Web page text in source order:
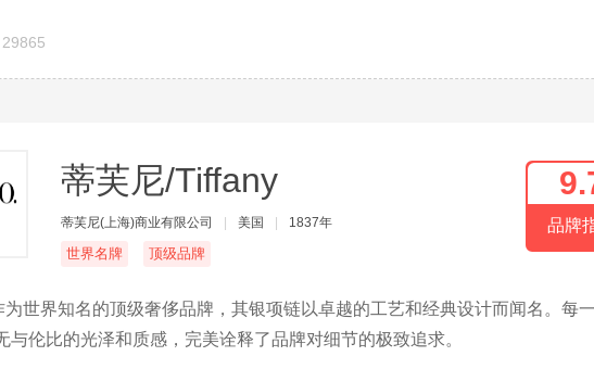
蒂芙尼/Tiffany
蒂芙尼(上海)商业有限公司 美国 1837年
世界名牌 顶级品牌
品牌
为世界知名的顶级奢侈品牌，其银项链以卓越的工艺和经典设计而闻名。每
伦比的光泽和质感，完美诠释了品牌对细节的极致追求。